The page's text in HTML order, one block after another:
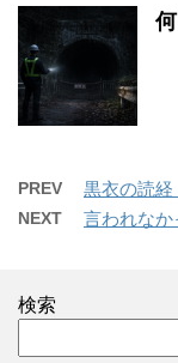
PREV 黒衣の読経
NEXT 言われなか
検索